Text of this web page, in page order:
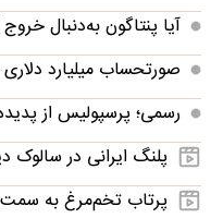
آیا پنتاگون به‌دنبال
صورتحساب میلیارد
رسمی؛ پرسپولیس از پدیده ۱۹ ساله رونمایی
پلنگ ایرانی در سالوک
پرتاب تخم‌مرغ به سمت